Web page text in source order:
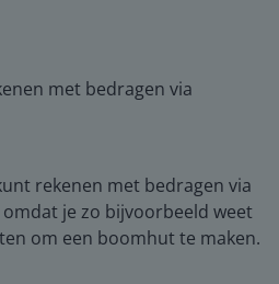
met bedragen via
rekenen met bedragen via
je zo bijvoorbeeld weet
om een boomhut te maken.